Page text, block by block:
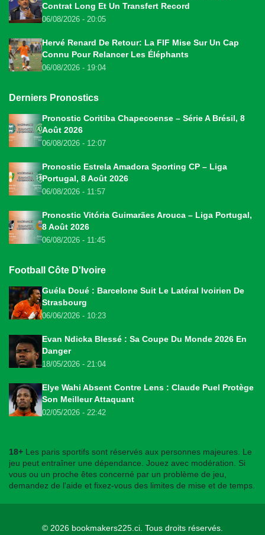
Contrat Long Et Un Transfert Record
06/08/2026 - 20:05
Hervé Renard De Retour: La FIF Mise Sur Un Cap
Connu Pour Relancer Les Éléphants
06/08/2026 - 19:04
Derniers Pronostics
Pronostic Coritiba Chapecoense – Série A Brésil, 8
Août 2026
06/08/2026 - 12:07
Pronostic Estrela Amadora Sporting CP – Liga
Portugal, 8 Août 2026
06/08/2026 - 11:57
Pronostic Vitória Guimarães Arouca – Liga Portugal,
8 Août 2026
06/08/2026 - 11:45
Football Côte D'Ivoire
Guéla Doué : Barcelone Suit Le Latéral Ivoirien De
Strasbourg
06/06/2026 - 10:23
Evan Ndicka Blessé : Sa Coupe Du Monde 2026 En
Danger
18/05/2026 - 21:04
Elye Wahi Absent Contre Lens : Claude Puel Protège
Son Meilleur Attaquant
02/05/2026 - 22:42
18+ Les paris sportifs sont réservés aux personnes majeures. Le
jeu peut entraîner une dépendance. Jouez avec modération. Si
vous ou un proche êtes concerné par un problème de jeu,
demandez de l'aide et fixez-vous des limites de mise et de temps.
© 2026 bookmakers225.ci . Tous droits réservés.